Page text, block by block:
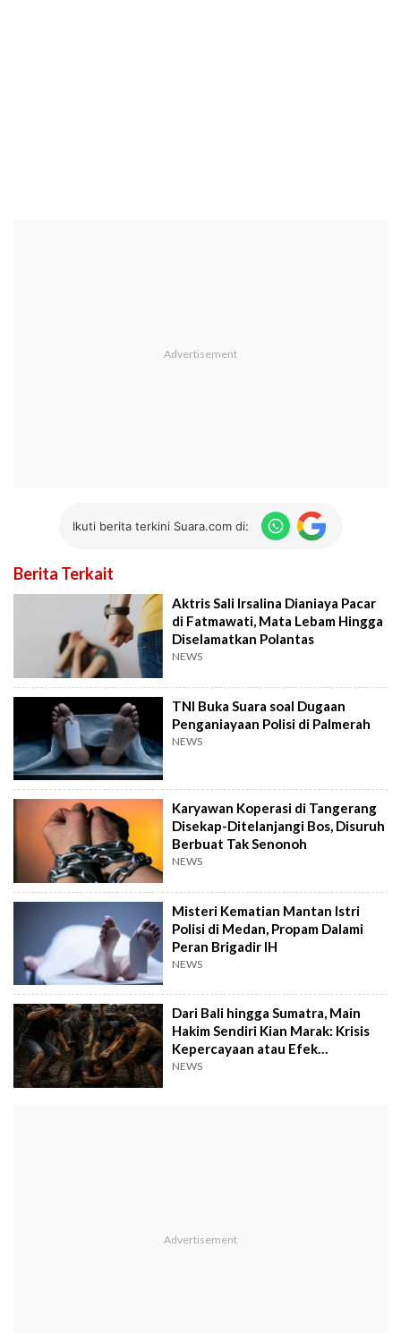
Ikuti berita terkini Suara.com di:
Berita Terkait
Aktris Sali Irsalina Dianiaya Pacar
di Fatmawati, Mata Lebam Hingga
Diselamatkan Polantas
NEWS
TNI Buka Suara soal Dugaan
Penganiayaan Polisi di Palmerah
NEWS
Karyawan Koperasi di Tangerang
Disekap-Ditelanjangi Bos, Disuruh
Berbuat Tak Senonoh
NEWS
Misteri Kematian Mantan Istri
Polisi di Medan, Propam Dalami
Peran Brigadir IH
NEWS
Dari Bali hingga Sumatra, Main
Hakim Sendiri Kian Marak: Krisis
Kepercayaan atau Efek
Populisme?
NEWS